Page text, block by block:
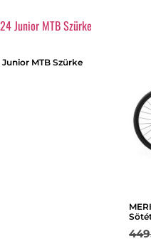
MTB Szürke